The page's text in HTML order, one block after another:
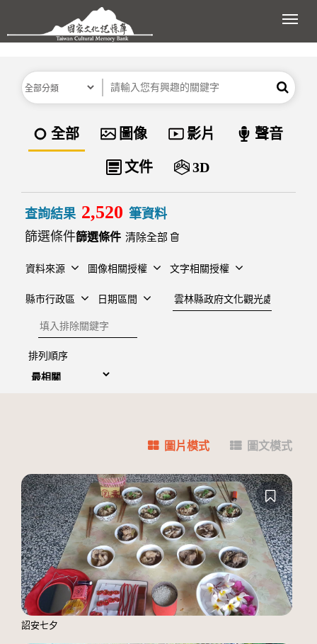
跳到主要內容區塊
展
分類 關鍵字 搜尋
資料類型
全部 圖像 影片 聲音
文件 3D
查詢結果 2,520 筆資料
篩選條件
清除全部
資料來源 圖像相關授權 文字相關授權
縣市行政區 日期區間
建檔單位
排除關鍵字
排列順序
圖片模式 圖文模式
詔安七夕